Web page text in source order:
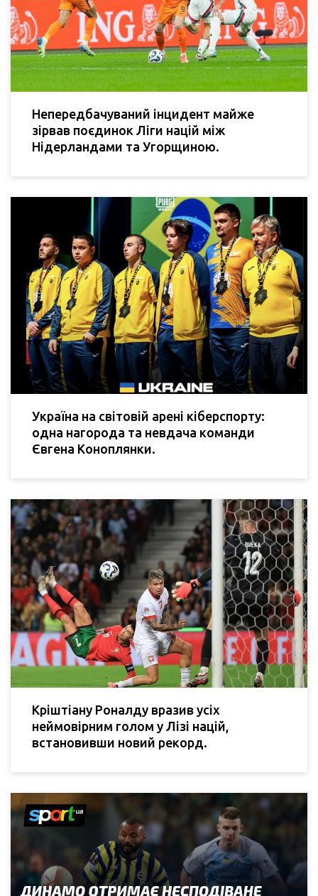
Непередбачуваний інцидент майже
зірвав поєдинок Ліги націй між
Нідерландами та Угорщиною.
Україна на світовій арені кіберспорту:
одна нагорода та невдача команди
Євгена Коноплянки.
Кріштіану Роналду вразив усіх
неймовірним голом у Лізі націй,
встановивши новий рекорд.